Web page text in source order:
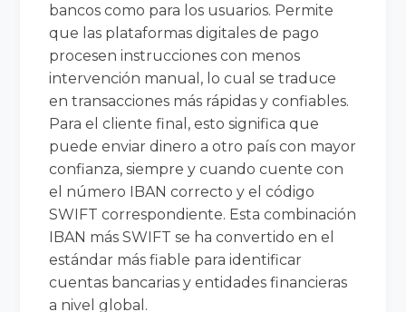
bancos como para los usuarios. Permite
que las plataformas digitales de pago
procesen instrucciones con menos
intervención manual, lo cual se traduce
en transacciones más rápidas y confiables.
Para el cliente final, esto significa que
puede enviar dinero a otro país con mayor
confianza, siempre y cuando cuente con
el número IBAN correcto y el código
SWIFT correspondiente. Esta combinación
IBAN más SWIFT se ha convertido en el
estándar más fiable para identificar
cuentas bancarias y entidades financieras
a nivel global.